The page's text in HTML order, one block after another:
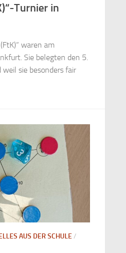
Turnier in
waren am
Sie belegten den 5.
sie besonders fair
AUS DER SCHULE/